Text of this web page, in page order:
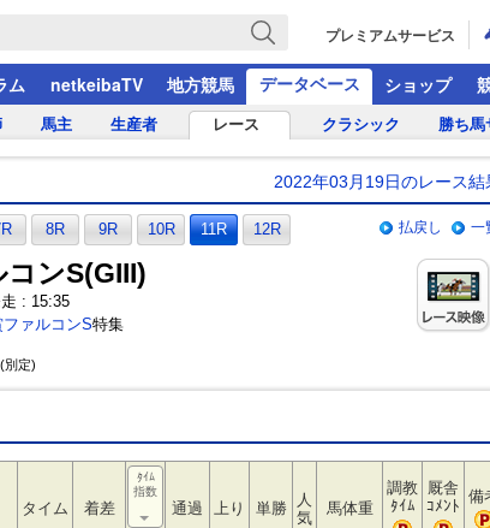
プレミアムサービス
ム netkeibaTV 地方競馬 データベース ショップ
馬主 生産者 レース クラシック 勝ち馬
2022年03月19日のレース結
8R 9R 10R 11R 12R 一
払戻し
ンS(GIII)
: 15:35
ァルコンS特集
別定)
タイム 着差
ﾀｲﾑ
指数
通過 上り 単勝
人
気
馬体重
調教
ﾀｲﾑ
厩舎
ｺﾒﾝﾄ
備